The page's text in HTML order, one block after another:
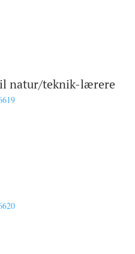
natur/teknik-lærere